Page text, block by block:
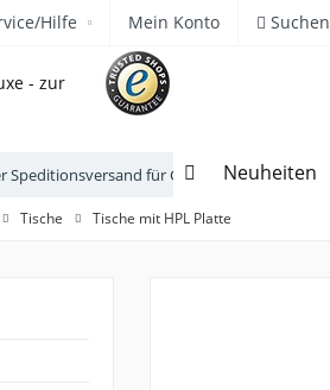
Hilfe Mein Konto Suchen
Neuheiten
Speditionsversand für Gartenmöbel
Tische Tische mit HPL Platte